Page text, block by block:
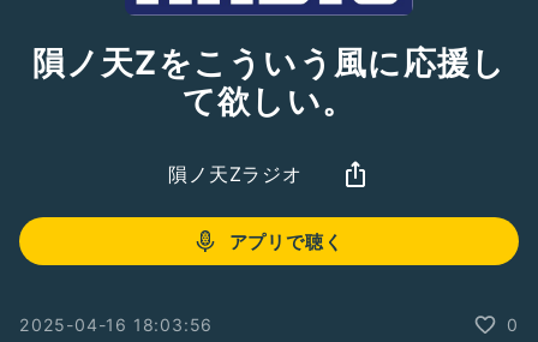
隕ノ天Zをこういう風に応援し
て欲しい。
隕ノ天Zラジオ
アプリで聴く
2025-04-16 18:03:56 0